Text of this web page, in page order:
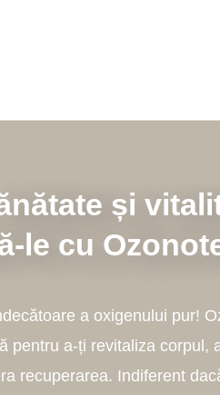
și
le cu
a oxigenului pur!
pentru a-ți revitaliza corpul,
recuperarea. Indiferent